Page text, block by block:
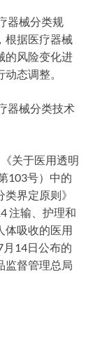
器械分类规
根据医疗器械
的风险变化进
态调整。
器械分类技术
关于医用透明
103号）中的
界定原则》
注输、护理和
体吸收的医用
14日公布的
监督管理总局